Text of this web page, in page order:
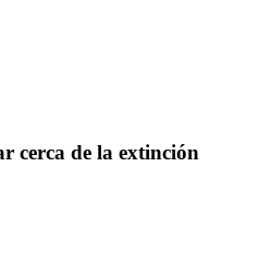
cerca de la extinción